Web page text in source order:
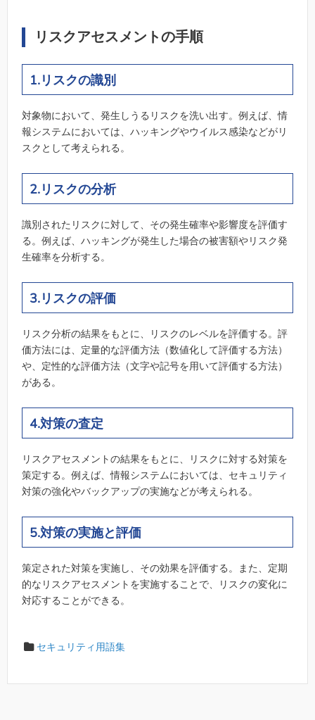
リスクアセスメントの手順
1.リスクの識別
対象物において、発生しうるリスクを洗い出す。例えば、情
報システムにおいては、ハッキングやウイルス感染などがリ
スクとして考えられる。
2.リスクの分析
識別されたリスクに対して、その発生確率や影響度を評価す
る。例えば、ハッキングが発生した場合の被害額やリスク発
生確率を分析する。
3.リスクの評価
リスク分析の結果をもとに、リスクのレベルを評価する。評
価方法には、定量的な評価方法（数値化して評価する方法）
や、定性的な評価方法（文字や記号を用いて評価する方法）
がある。
4.対策の査定
リスクアセスメントの結果をもとに、リスクに対する対策を
策定する。例えば、情報システムにおいては、セキュリティ
対策の強化やバックアップの実施などが考えられる。
5.対策の実施と評価
策定された対策を実施し、その効果を評価する。また、定期
的なリスクアセスメントを実施することで、リスクの変化に
対応することができる。
セキュリティ用語集